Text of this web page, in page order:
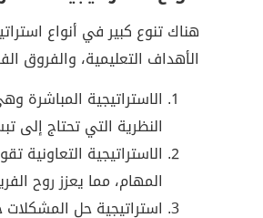
هناك تنوع كبير في أنواع
الأهداف التعليمية، والفروق
الاستراتيجية المباشرة
النظرية التي تحتاج
الاستراتيجية
المهام، مما يعزز روح
استراتيجية حل